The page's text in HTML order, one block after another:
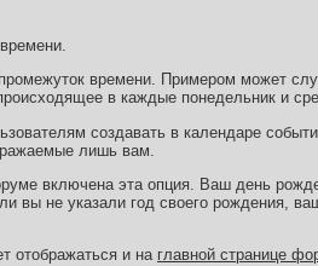
времени. Примером может
в каждые понедельник и
создавать в календаре
лишь вам.
включена эта опция. Ваш день
вы не указали год своего рождения,
отображаться и на главной странице